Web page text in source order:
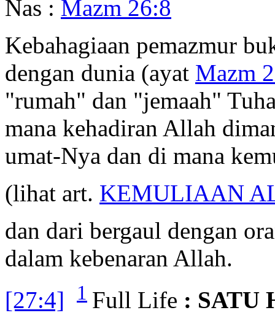
Nas : Mazm 26:8
Kebahagiaan pemazmur
dengan dunia (ayat Mazm
"rumah" dan "jemaah"
mana kehadiran Allah
umat-Nya dan di mana
(lihat art. KEMULIAAN
dan dari bergaul dengan
dalam kebenaran Allah.
[27:4]
1 Full Life : SATU